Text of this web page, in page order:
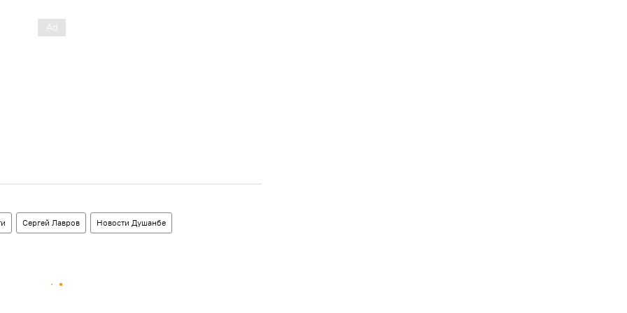
Сергей Лавров Новости Душанбе